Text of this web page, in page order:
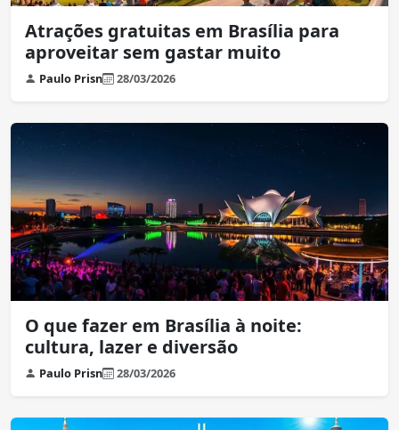
Atrações gratuitas em Brasília para
aproveitar sem gastar muito
Paulo Prisn 28/03/2026
O que fazer em Brasília à noite:
cultura, lazer e diversão
Paulo Prisn 28/03/2026